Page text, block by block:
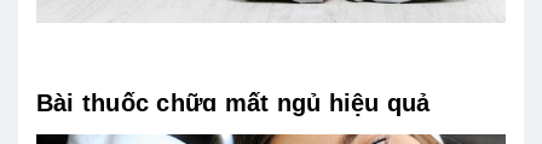
Bài thuốc chữɑ mất ngủ hiệu quả